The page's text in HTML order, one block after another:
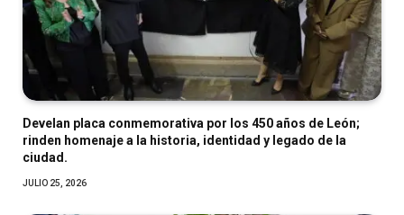
Develan placa conmemorativa por los 450 años de León;
rinden homenaje a la historia, identidad y legado de la
ciudad.
JULIO 25, 2026